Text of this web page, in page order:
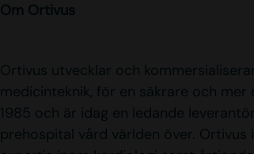
Om Ortivus
Ortivus utvecklar och
medicinteknik, för en säkrare och
1985 och är idag en ledande
prehospital vård världen över.